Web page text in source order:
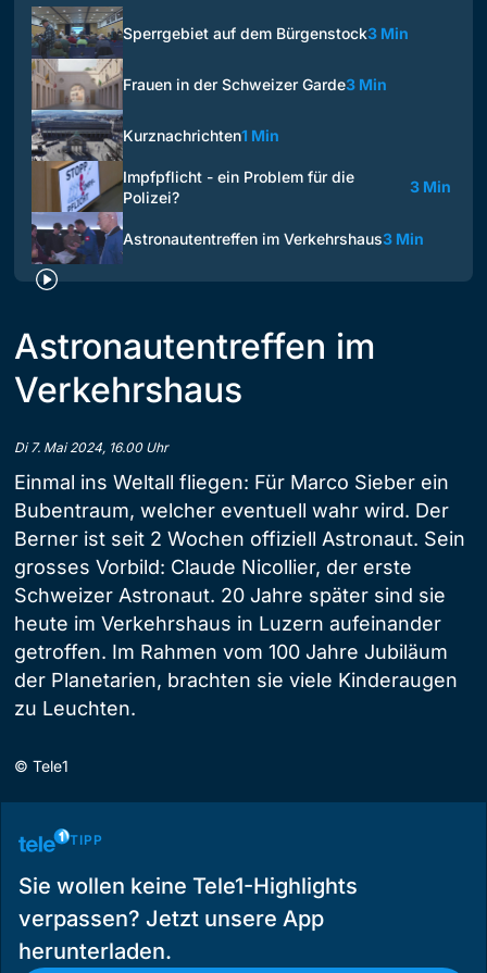
Sperrgebiet auf dem Bürgenstock3 Min
Frauen in der Schweizer Garde3 Min
Kurznachrichten1 Min
Impfpflicht - ein Problem für die
Polizei?
3 Min
Astronautentreffen im Verkehrshaus3 Min
Astronautentreffen im
Verkehrshaus
Di 7. Mai 2024, 16.00 Uhr
Einmal ins Weltall fliegen: Für Marco Sieber ein
Bubentraum, welcher eventuell wahr wird. Der
Berner ist seit 2 Wochen offiziell Astronaut. Sein
grosses Vorbild: Claude Nicollier, der erste
Schweizer Astronaut. 20 Jahre später sind sie
heute im Verkehrshaus in Luzern aufeinander
getroffen. Im Rahmen vom 100 Jahre Jubiläum
der Planetarien, brachten sie viele Kinderaugen
zu Leuchten.
© Tele1
TIPP
Sie wollen keine Tele1-Highlights
verpassen? Jetzt unsere App
herunterladen.